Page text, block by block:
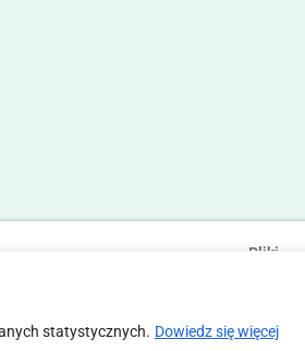
statystycznych. Dowiedz się więcej
Pliki